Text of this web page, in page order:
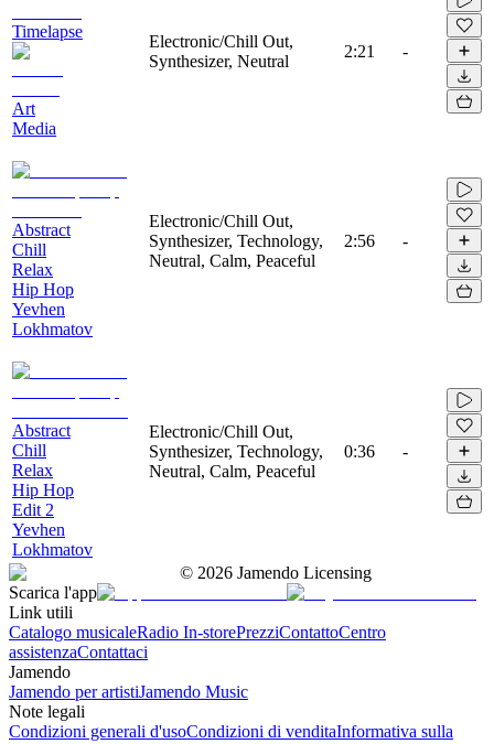
Timelapse
Art
Media
Electronic/Chill Out,
Synthesizer, Neutral
2:21 -
Abstract
Chill
Relax
Hip Hop
Yevhen
Lokhmatov
Electronic/Chill Out,
Synthesizer, Technology,
Neutral, Calm, Peaceful
2:56 -
Abstract
Chill
Relax
Hip Hop
Edit 2
Yevhen
Lokhmatov
Electronic/Chill Out,
Synthesizer, Technology,
Neutral, Calm, Peaceful
0:36 -
© 2026 Jamendo Licensing
Scarica l'app
Link utili
Catalogo musicaleRadio In-storePrezziContattoCentro
assistenzaContattaci
Jamendo
Jamendo per artistiJamendo Music
Note legali
Condizioni generali d'usoCondizioni di venditaInformativa sulla